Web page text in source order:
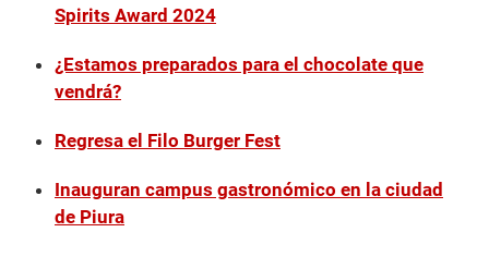
Spirits Award 2024
¿Estamos preparados para el chocolate que
vendrá?
Regresa el Filo Burger Fest
Inauguran campus gastronómico en la ciudad
de Piura